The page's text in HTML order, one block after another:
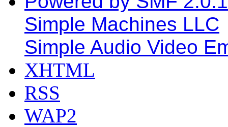
Simple Machines LLC
Simple Audio Video
XHTML
RSS
WAP2